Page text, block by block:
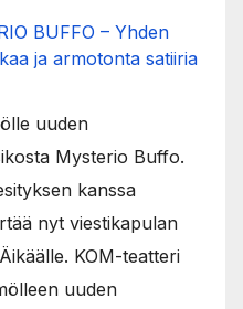
BUFFO – Yhden
ja armotonta satiiria
uuden
Mysterio Buffo.
kanssa
nyt viestikapulan
KOM-teatteri
uuden